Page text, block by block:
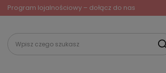
Program lojalnościowy – dołącz do nas